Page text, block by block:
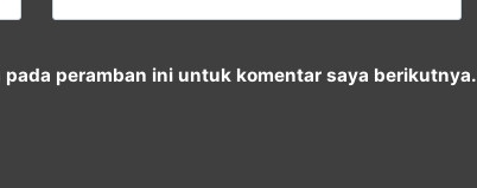
peramban ini untuk komentar saya berikutnya.